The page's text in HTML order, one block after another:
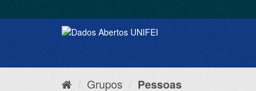
Grupos Pessoas